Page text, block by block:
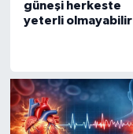
güneşi herkeste
yeterli olmayabilir